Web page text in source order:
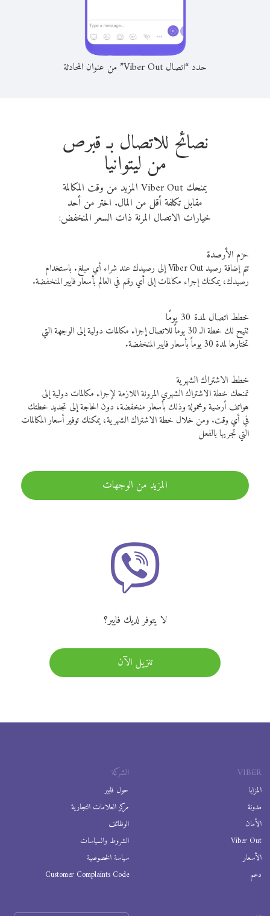
حدد “اتصال Viber Out” من عنوان المحادثة
نصائح للاتصال بـ قبرص
من ليتوانيا
يمنحك Viber Out المزيد من وقت المكالمة
مقابل تكلفة أقل من المال. اختر من أحد
خيارات الاتصال المرنة ذات السعر المنخفض:
حزم الأرصدة
تتم إضافة رصيد Viber Out إلى رصيدك عند شراء أي مبلغ. باستخدام
رصيدك، يمكنك إجراء مكالمات إلى أي رقم في العالم بأسعار فايبر المنخفضة.
خطط اتصال لمدة 30 يومًا
تتيح لك خطة الـ 30 يوماً للاتصال إجراء مكالمات دولية إلى الوجهة التي
تختارها لمدة 30 يوماً بأسعار فايبر المنخفضة.
خطط الاشتراك الشهرية
تمنحك خطة الاشتراك الشهري المرونة اللازمة لإجراء مكالمات دولية إلى
هواتف أرضية ومحمولة وذلك بأسعار منخفضة، دون الحاجة إلى تجديد خطتك
في أي وقت. ومن خلال خطة الاشتراك الشهرية، يمكنك توفير أسعار المكالمات
التي تجريها بالفعل
المزيد من الوجهات
لا يتوفر لديك فايبر؟
تنزيل الآن
VIBER
المزايا
مدونة
الأمان
Viber Out
الأسعار
دعم
الشركة
حول فايبر
مركز العلامات التجارية
الوظائف
الشروط والسياسات
سياسة الخصوصية
Customer Complaints Code